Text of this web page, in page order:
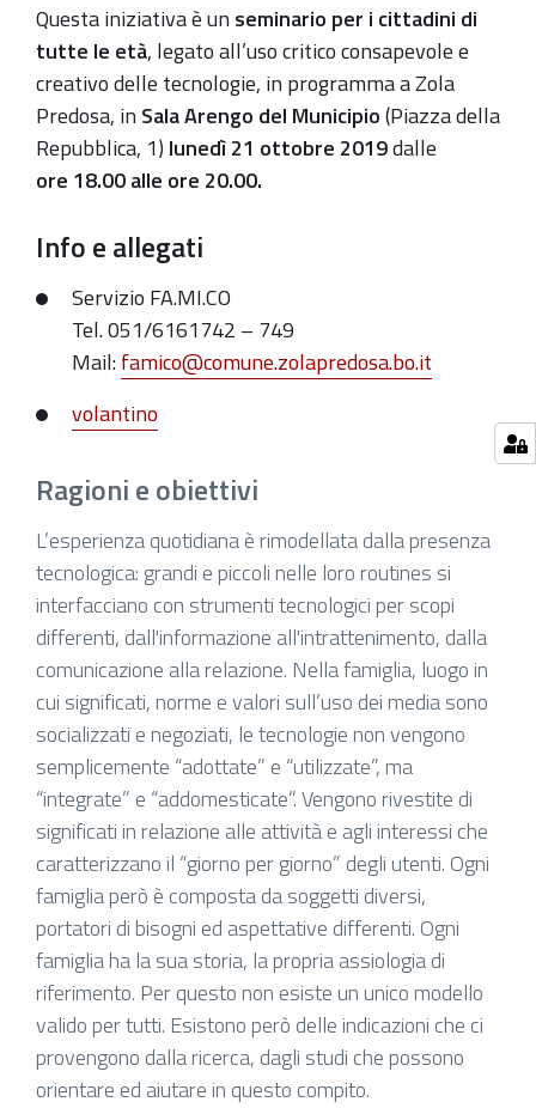
è
giusto
controllare
lo
smartphone
o
tablet
propri
figli?"
10-
2019-
10-
21T20:00:00+02:00
Seminario
per
i
cittadini
di
tutte
le
età,
legato
all’uso
critico
consapevole
e
creativo
delle
tecnologie.
Questa iniziativa è un seminario per i cittadini di
tutte le età, legato all’uso critico consapevole e
creativo delle tecnologie, in programma a Zola
Predosa, in Sala Arengo del Municipio(Piazza della
Repubblica, 1) lunedì 21 ottobre 2019dalle
ore 18.00 alle ore 20.00.
Info e allegati
Servizio FA.MI.CO
Tel. 051/6161742 – 749
Mail:famico@comune.zolapredosa.bo.it
volantino
Ragioni e obiettivi
L’esperienza quotidiana è rimodellata dalla presenza
tecnologica: grandi e piccoli nelle loro routines si
interfacciano con strumenti tecnologici per scopi
differenti, dall'informazione all'intrattenimento, dalla
comunicazione alla relazione. Nella famiglia, luogo in
cui significati, norme e valori sull’uso dei media sono
socializzati e negoziati, le tecnologie non vengono
semplicemente “adottate” e “utilizzate”, ma
“integrate” e “addomesticate”. Vengono rivestite di
significati in relazione alle attività e agli interessi che
caratterizzano il “giorno per giorno” degli utenti. Ogni
famiglia però è composta da soggetti diversi,
portatori di bisogni ed aspettative differenti. Ogni
famiglia ha la sua storia, la propria assiologia di
riferimento. Per questo non esiste un unico modello
valido per tutti. Esistono però delle indicazioni che ci
provengono dalla ricerca, dagli studi che possono
orientare ed aiutare in questo compito.